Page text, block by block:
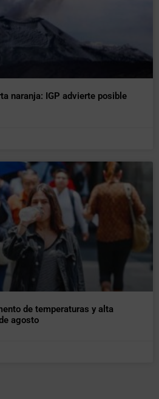
naranja: IGP advierte posible
de temperaturas y alta
agosto